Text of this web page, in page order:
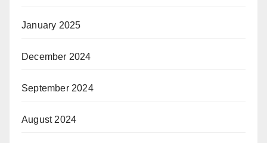
January 2025
December 2024
September 2024
August 2024